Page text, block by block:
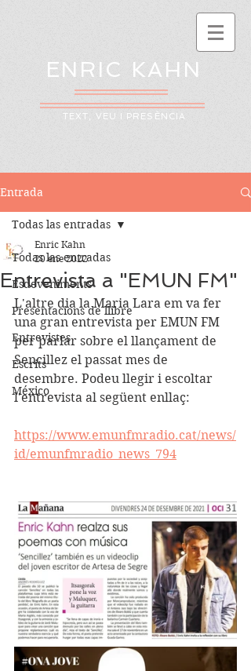
ENRIC KAHN
TEXT, VEU I PRESÈNCIA
Entrada
Todas las entradas
Esdeveniments
Presentacions de llibre
Entrevistes
Escrits
México
Todas las entradas
Entrevista a "EMUN FM"
Enric Kahn
20 ene 2022
L'altre dia la Maria Lara em va fer
una gran entrevista per EMUN FM
per parlar sobre el llançament de
Sencillez el passat mes de
desembre. Podeu llegir i escoltar
l'entrevista al següent enllaç:
https://www.emunfmradio.cat/news/
id/emunfmradio_news_794